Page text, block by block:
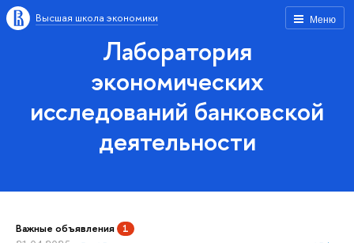
Меню
Высшая школа экономики
Лаборатория
экономических
исследований банковской
деятельности
Важные объявления 1